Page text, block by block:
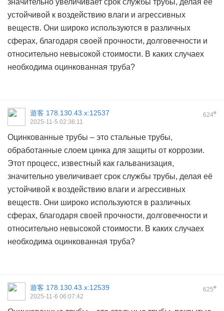
значительно увеличивает срок службы трубы, делая её
устойчивой к воздействию влаги и агрессивных
веществ. Они широко используются в различных
сферах, благодаря своей прочности, долговечности и
относительно невысокой стоимости. В каких случаех
необходима оцинкованная труба?
624#
遊客 178.130.43.x:12537
2025-11-5 02:36:11
Оцинкованные трубы – это стальные трубы,
обработанные слоем цинка для защиты от коррозии.
Этот процесс, известный как гальванизация,
значительно увеличивает срок службы трубы, делая её
устойчивой к воздействию влаги и агрессивных
веществ. Они широко используются в различных
сферах, благодаря своей прочности, долговечности и
относительно невысокой стоимости. В каких случаех
необходима оцинкованная труба?
625#
遊客 178.130.43.x:12539
2025-11-6 06:07:42